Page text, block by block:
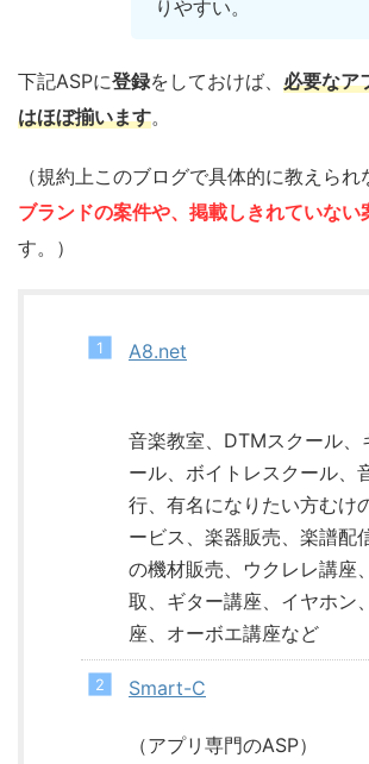
りやすい。
下記ASPに登録をしておけば、 必要なア
はほぼ揃います。
（規約上このブログで具体的に教えられ
ブランドの案件や、掲載しきれていない
す。）
A8.net
音楽教室、DTMスクール、
ール、ボイトレスクール、
行、有名になりたい方むけ
ービス、楽器販売、楽譜配
の機材販売、ウクレレ講座
取、ギター講座、イヤホン
座、オーボエ講座など
Smart-C
（アプリ専門のASP）